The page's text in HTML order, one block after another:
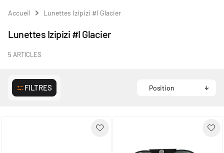
Accueil Lunettes Izipizi #I Glacier
Lunettes Izipizi #I Glacier
5 ARTICLES
FILTRES